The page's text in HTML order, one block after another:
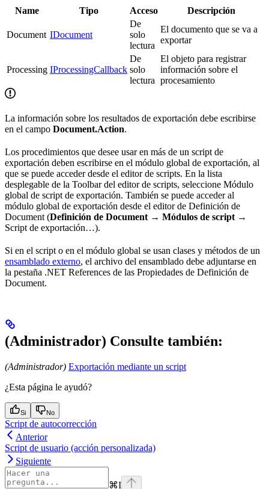
Name Tipo Acceso Descripción
Document IDocument
De
solo
lectura
El documento que se va a
exportar
Processing IProcessingCallback
De
solo
lectura
El objeto para registrar
información sobre el
procesamiento
La información sobre los resultados de exportación debe escribirse
en el campo Document.Action.
Los procedimientos que desee usar en más de un script de
exportación deben escribirse en el módulo global de exportación, al
que se puede acceder desde el editor de scripts. En la lista
desplegable de la Toolbar del editor de scripts, seleccione Módulo
global de script de exportación. También se puede acceder al
módulo global de exportación desde el editor de Definición de
Document (Definición de Document → Módulos de script →
Script de exportación…).
Si en el script o en el módulo global se usan clases y métodos de un
ensamblado externo, el archivo del ensamblado debe adjuntarse en
la pestaña .NET References de las Propiedades de Definición de
Document.
(Administrador) Consulte también:
(Administrador) Exportación mediante un script
¿Esta página le ayudó?
Si No
Script de autocorrección
Anterior
Script de usuario (acción personalizada)
Siguiente
⌘I